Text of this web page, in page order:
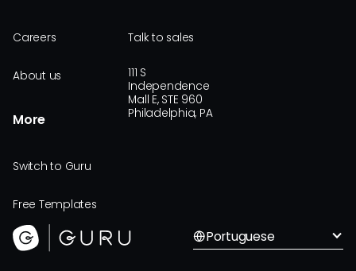
Careers
About us
More
Switch to Guru
Free Templates
Talk to sales
111 S
Independence
Mall E, STE 960
Philadelphia, PA
Portuguese